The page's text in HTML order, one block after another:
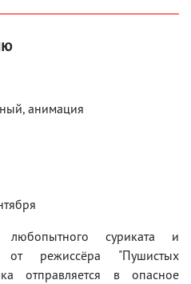
анимация
любопытного суриката и
от режиссёра "Пушистых
отправляется в опасное